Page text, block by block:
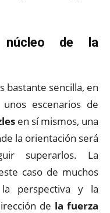
núcleo de la
bastante sencilla, en
escenarios de
en sí mismos, una
la orientación será
superarlos. La
caso de muchos
perspectiva y la
de la fuerza